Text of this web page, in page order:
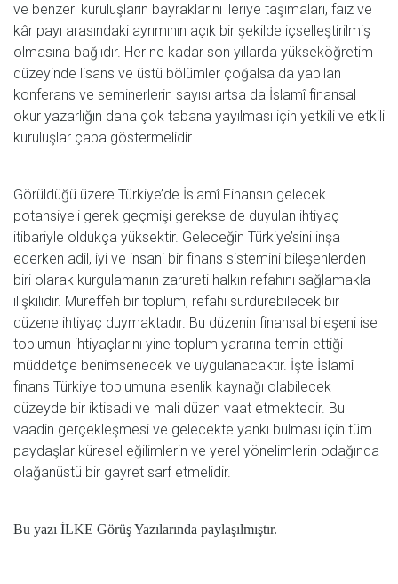
ve benzeri kuruluşların bayraklarını ileriye taşımaları, faiz ve
kâr payı arasındaki ayrımının açık bir şekilde içselleştirilmiş
olmasına bağlıdır. Her ne kadar son yıllarda yükseköğretim
düzeyinde lisans ve üstü bölümler çoğalsa da yapılan
konferans ve seminerlerin sayısı artsa da İslamî finansal
okur yazarlığın daha çok tabana yayılması için yetkili ve etkili
kuruluşlar çaba göstermelidir.
Görüldüğü üzere Türkiye’de İslamî Finansın gelecek
potansiyeli gerek geçmişi gerekse de duyulan ihtiyaç
itibariyle oldukça yüksektir. Geleceğin Türkiye’sini inşa
ederken adil, iyi ve insani bir finans sistemini bileşenlerden
biri olarak kurgulamanın zarureti halkın refahını sağlamakla
ilişkilidir. Müreffeh bir toplum, refahı sürdürebilecek bir
düzene ihtiyaç duymaktadır. Bu düzenin finansal bileşeni ise
toplumun ihtiyaçlarını yine toplum yararına temin ettiği
müddetçe benimsenecek ve uygulanacaktır. İşte İslamî
finans Türkiye toplumuna esenlik kaynağı olabilecek
düzeyde bir iktisadi ve mali düzen vaat etmektedir. Bu
vaadin gerçekleşmesi ve gelecekte yankı bulması için tüm
paydaşlar küresel eğilimlerin ve yerel yönelimlerin odağında
olağanüstü bir gayret sarf etmelidir.
Bu yazı İLKE Görüş Yazılarında paylaşılmıştır.